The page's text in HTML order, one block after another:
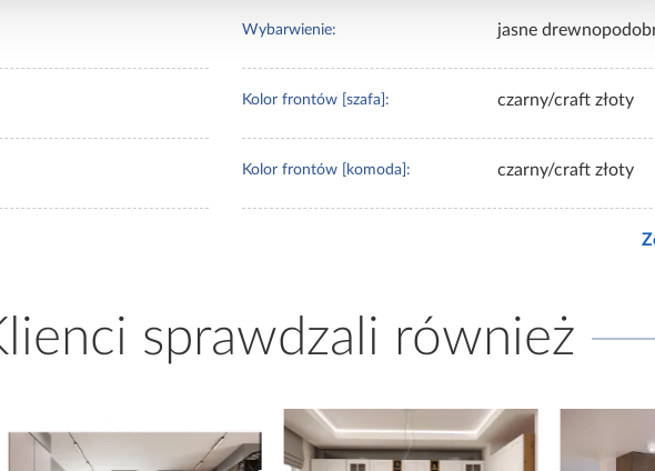
Wybarwienie: jasne
Kolor frontów [szafa]: czarny/craft złoty
Kolor frontów [komoda]: czarny/craft złoty
sprawdzali również